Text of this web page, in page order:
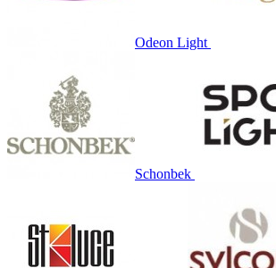
Odeon Light
Schonbek